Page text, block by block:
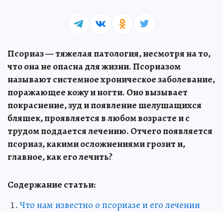
Псориаз — тяжелая патология, несмотря на то,
что она не опасна для жизни. Псориазом
называют системное хроническое заболевание,
поражающее кожу и ногти. Оно вызывает
покраснение, зуд и появление шелушащихся
бляшек, проявляется в любом возрасте и с
трудом поддается лечению. Отчего появляется
псориаз, какими осложнениями грозит и,
главное, как его лечить?
Содержание статьи:
Что нам известно о псориазе и его лечении